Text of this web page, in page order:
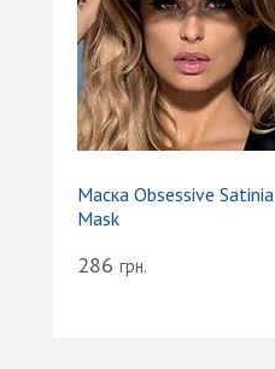
Маска Obsessive Satinia
Mask
286 грн.